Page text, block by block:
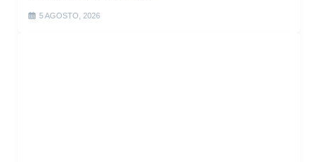
5 AGOSTO, 2026